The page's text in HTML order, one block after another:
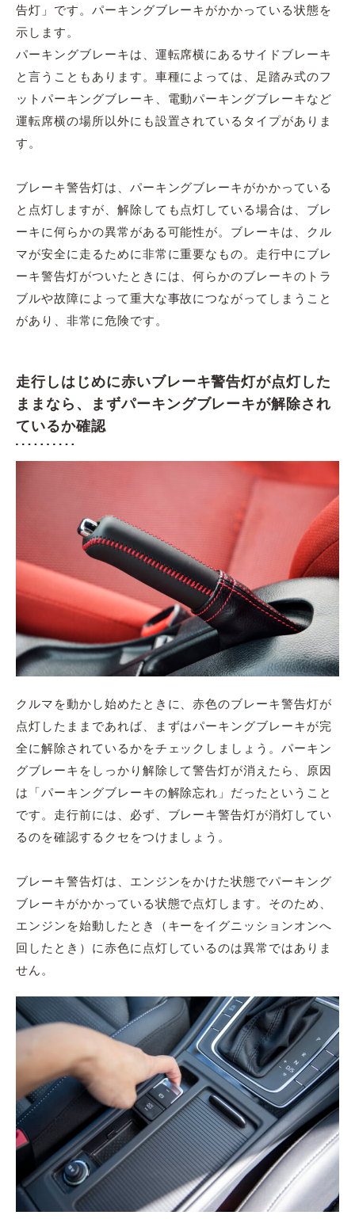
告灯」です。パーキングブレーキがかかっている状態を
示します。
パーキングブレーキは、運転席横にあるサイドブレーキ
と言うこともあります。車種によっては、足踏み式のフ
ットパーキングブレーキ、電動パーキングブレーキなど
運転席横の場所以外にも設置されているタイプがありま
す。
ブレーキ警告灯は、パーキングブレーキがかかっている
と点灯しますが、解除しても点灯している場合は、ブレ
ーキに何らかの異常がある可能性が。ブレーキは、クル
マが安全に走るために非常に重要なもの。走行中にブレ
ーキ警告灯がついたときには、何らかのブレーキのトラ
ブルや故障によって重大な事故につながってしまうこと
があり、非常に危険です。
走行しはじめに赤いブレーキ警告灯が点灯した
ままなら、まずパーキングブレーキが解除され
ているか確認
クルマを動かし始めたときに、赤色のブレーキ警告灯が
点灯したままであれば、まずはパーキングブレーキが完
全に解除されているかをチェックしましょう。パーキン
グブレーキをしっかり解除して警告灯が消えたら、原因
は「パーキングブレーキの解除忘れ」だったということ
です。走行前には、必ず、ブレーキ警告灯が消灯してい
るのを確認するクセをつけましょう。
ブレーキ警告灯は、エンジンをかけた状態でパーキング
ブレーキがかかっている状態で点灯します。そのため、
エンジンを始動したとき（キーをイグニッションオンへ
回したとき）に赤色に点灯しているのは異常ではありま
せん。